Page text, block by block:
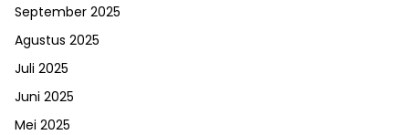
September 2025
Agustus 2025
Juli 2025
Juni 2025
Mei 2025